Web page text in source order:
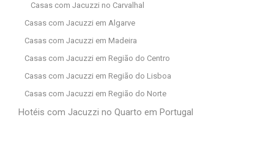
Casas com Jacuzzi no Carvalhal
Casas com Jacuzzi em Algarve
Casas com Jacuzzi em Madeira
Casas com Jacuzzi em Região do Centro
Casas com Jacuzzi em Região do Lisboa
Casas com Jacuzzi em Região do Norte
Hotéis com Jacuzzi no Quarto em Portugal